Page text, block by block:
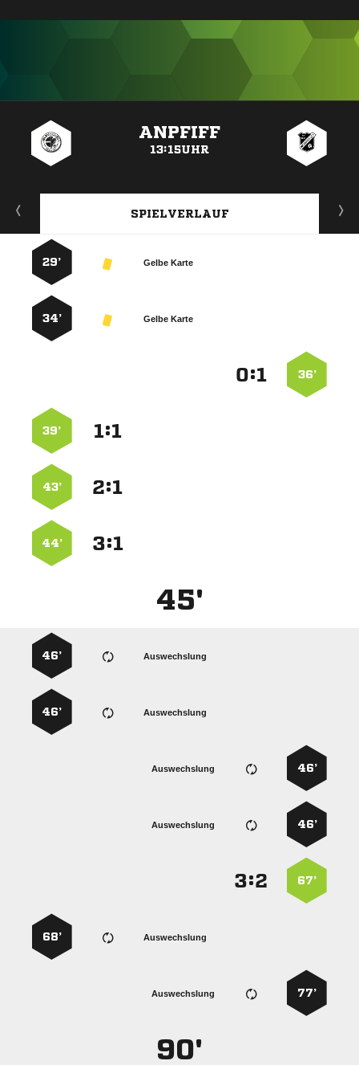
ANPFIFF
13:15UHR
SPIELVERLAUF
Gelbe Karte
29’
Gelbe Karte
34’
36’
:
:
39’
:
43’
:
44’
45'
Auswechslung
46’
Auswechslung
46’
46’
Auswechslung
46’
Auswechslung
67’
:
Auswechslung
68’
77’
Auswechslung
90'